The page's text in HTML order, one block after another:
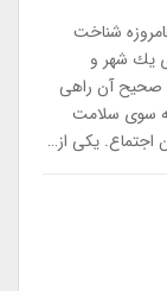
شناخت
شهر و
آن راهی
سلامت
یكی از…